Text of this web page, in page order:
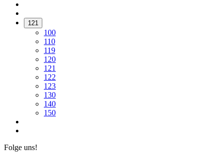
121
100
110
119
120
121
122
123
130
140
150
Folge uns!